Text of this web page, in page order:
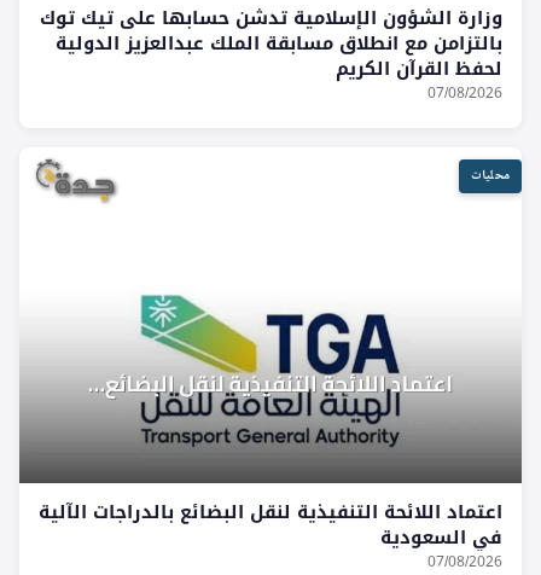
وزارة الشؤون الإسلامية تدشن حسابها على تيك توك
بالتزامن مع انطلاق مسابقة الملك عبدالعزيز الدولية
لحفظ القرآن الكريم
07/08/2026
محليات
اعتماد اللائحة التنفيذية لنقل البضائع بالدراجات الآلية
في السعودية
07/08/2026